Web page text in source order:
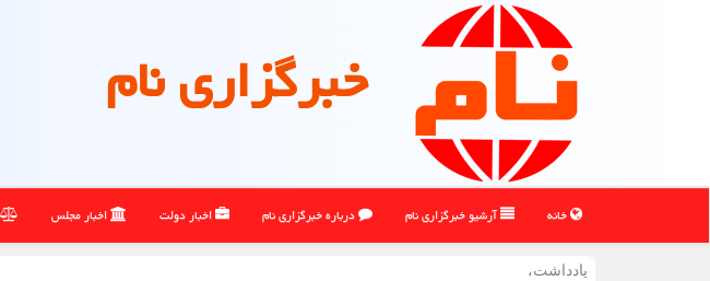
خبرگزاری نام
خانه آرشیو خبرگزاری نام درباره خبرگزاری نام اخبار دولت اخبار مجلس
یادداشت،